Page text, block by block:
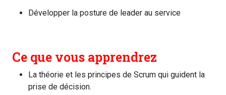
Développer la posture de leader au service
Ce que vous apprendrez
La théorie et les principes de Scrum qui guident la
prise de décision.